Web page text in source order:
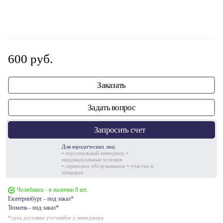
600 руб.
Заказать
Задать вопрос
Запросить счет
Для юридических лиц:
• персональный менеджер •
индивидуальные условия
• сервисное обслуживание • участие в
тендерах
Челябинск - в наличии 8 шт.
Екатеринбург - под заказ*
Тюмень - под заказ*
*срок доставки уточняйте у менеджера